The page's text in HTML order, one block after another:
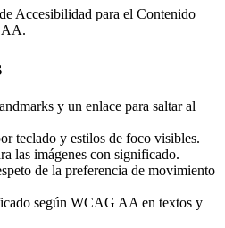
Accesibilidad para el Contenido
AA.
y un enlace para saltar al
teclado y estilos de foco visibles.
las imágenes con significado.
de la preferencia de movimiento
según WCAG AA en textos y